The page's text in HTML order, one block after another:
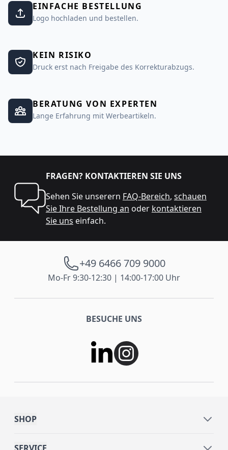
EINFACHE BESTELLUNG
Logo hochladen und bestellen.
KEIN RISIKO
Druck erst nach Freigabe des Korrekturabzugs.
BERATUNG VON EXPERTEN
Lange Erfahrung mit Werbeartikeln.
FRAGEN? KONTAKTIEREN SIE UNS
Sehen Sie unserern FAQ-Bereich, schauen
Sie Ihre Bestellung an oder kontaktieren
Sie uns einfach.
+49 6466 709 9000
Mo-Fr 9:30-12:30 | 14:00-17:00 Uhr
BESUCHE UNS
SHOP